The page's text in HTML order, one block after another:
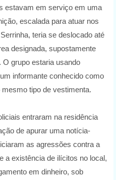
estavam em serviço em uma
escalada para atuar nos
teria se deslocado até
designada, supostamente
grupo estaria usando
informante conhecido como
mesmo tipo de vestimenta.
entraram na residência
de apurar uma notícia-
as agressões contra a
a existência de ilícitos no local,
em dinheiro, sob